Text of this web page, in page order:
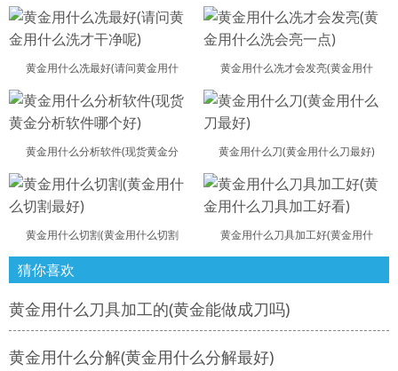
黄金用什么冼最好(请问黄金用什 黄金用什么冼才会发亮(黄金用什
黄金用什么分析软件(现货黄金分 黄金用什么刀(黄金用什么刀最好)
黄金用什么切割(黄金用什么切割 黄金用什么刀具加工好(黄金用什
猜你喜欢
黄金用什么刀具加工的(黄金能做成刀吗)
黄金用什么分解(黄金用什么分解最好)